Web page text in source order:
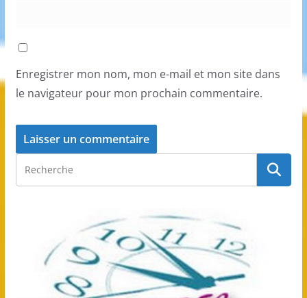
Enregistrer mon nom, mon e-mail et mon site dans
le navigateur pour mon prochain commentaire.